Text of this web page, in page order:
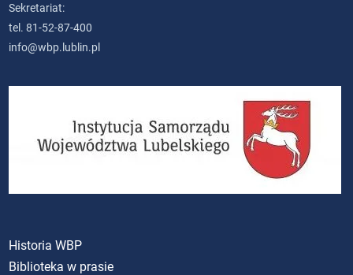
Sekretariat:
tel. 81-52-87-400
info@wbp.lublin.pl
Historia WBP
Biblioteka w prasie